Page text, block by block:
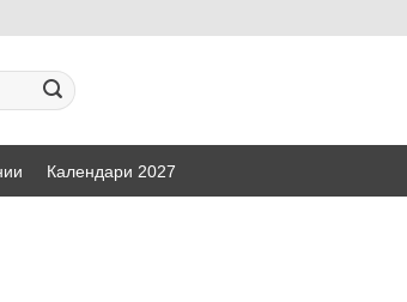
Календари 2027